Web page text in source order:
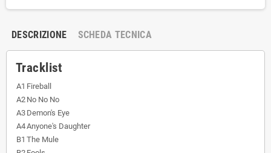
DESCRIZIONE SCHEDA TECNICA
Tracklist
A1 Fireball
A2 No No No
A3 Demon's Eye
A4Anyone's Daughter
B1 The Mule